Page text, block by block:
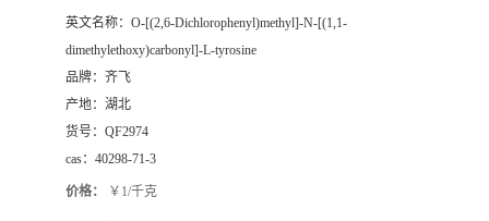
英文名称： O-[(2,6-Dichlorophenyl)methyl]-N-[(1,1-
dimethylethoxy)carbonyl]-L-tyrosine
品牌： 齐飞
产地： 湖北
货号： QF2974
cas： 40298-71-3
价格： ￥1/千克